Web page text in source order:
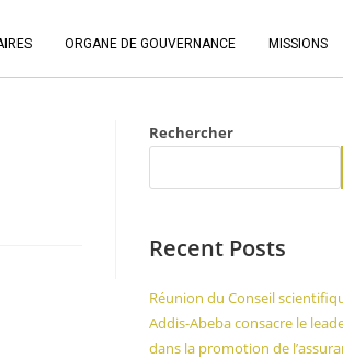
ORGANE DE GOUVERNANCE MISSIONS
Rechercher
Recent Posts
Réunion du Conseil
Addis-Abeba consacre le
dans la promotion de